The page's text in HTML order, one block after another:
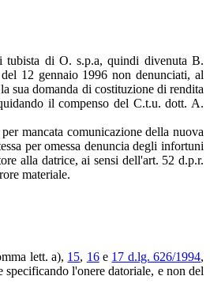
tubista di O. s.p.a, quindi divenuta B.
12 gennaio 1996 non denunciati, al
sua domanda di costituzione di rendita
il compenso del C.t.u. dott. A.
mancata comunicazione della nuova
per omessa denuncia degli infortuni
alla datrice, ai sensi dell'art. 52 d.p.r.
materiale.
lett. a), 15, 16e 17 d.lg. 626/1994,
l'onere datoriale, e non del